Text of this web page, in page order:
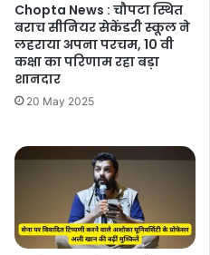
Chopta News : चौपटा स्थित
बराच सीनियर सेकेंडरी स्कूल ने
लहराया अपना परचम, 10 वी
कक्षा का परिणाम रहा बड़ा
शानदार
20 May 2025